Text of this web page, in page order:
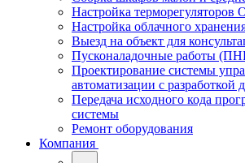
Настройка
Настройка облачного
Выезд на объект для
Пусконаладочные работы
Проектирование системы
автоматизации с разработкой
Передача исходного кода
системы
Ремонт оборудования
Компания